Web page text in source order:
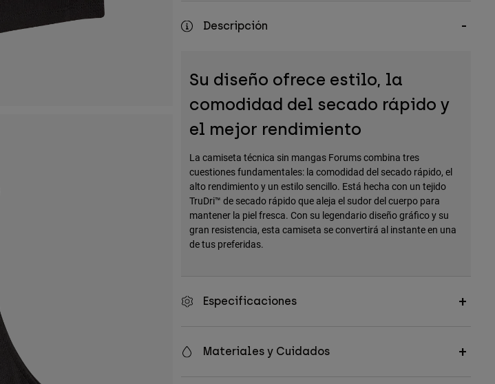
Descripción
Su diseño ofrece estilo, la
comodidad del secado rápido y
el mejor rendimiento
La camiseta técnica sin mangas Forums combina tres
cuestiones fundamentales: la comodidad del secado rápido, el
alto rendimiento y un estilo sencillo. Está hecha con un tejido
TruDri™ de secado rápido que aleja el sudor del cuerpo para
mantener la piel fresca. Con su legendario diseño gráfico y su
gran resistencia, esta camiseta se convertirá al instante en una
de tus preferidas.
Especificaciones
Materiales y Cuidados